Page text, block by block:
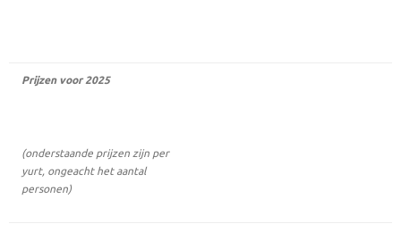
Prijzen voor 2025
(onderstaande prijzen zijn per
yurt, ongeacht het aantal
personen)